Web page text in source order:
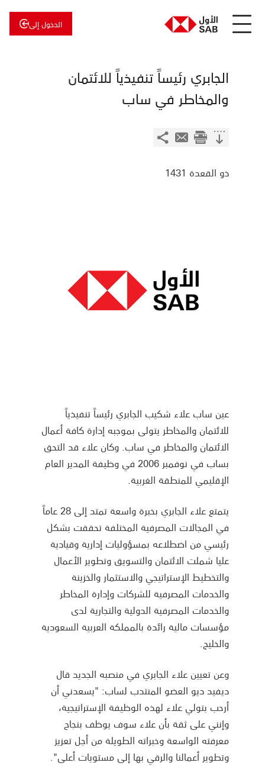
الدخول إلى
للاستثمار
الجابري رئيساً تنفيذياً للائتمان
والمخاطر في ساب
ذو القعدة 1431
عين ساب علاء شكيب الجابري رئيساً تنفيذياً
للائتمان والمخاطر يتولى بموجبه إدارة كافة أعمال
الائتمان والمخاطر في ساب. وكان علاء قد التحق
بساب في نوفمبر 2006 في وظيفة المدير العام
الإقليمي للمنطقة الغربية.
يتمتع علاء الجابري بخبرة واسعة تمتد إلى 28 عاماً
في المجالات المصرفية المختلفة تحققت بشكل
رئيسي من اضطلاعه بمسؤوليات إدارية وقيادية
عليا شملت الائتمان والتسويق وتطوير الأعمال
والتخطيط الإستراتيجي والاستثمار والخزينة
والخدمات المصرفية للشركات وإدارة المخاطر
والخدمات المصرفية الدولية والتجارية لدى
مؤسسات مالية رائدة بالمملكة العربية السعودية
والخليج.
وعن تعيين علاء الجابري في منصبه الجديد قال
ديفيد ديو العضو المنتدب لساب: "يسعدني أن
أرحب بتولي علاء لهذه الوظيفة الإستراتيجية،
وإنني على ثقة بأن علاء سوف يوظف بنجاح
معرفته الواسعة وخبراته الطويلة من أجل تعزيز
وتطوير أعمالنا والرقي بها إلى مستويات أعلى".